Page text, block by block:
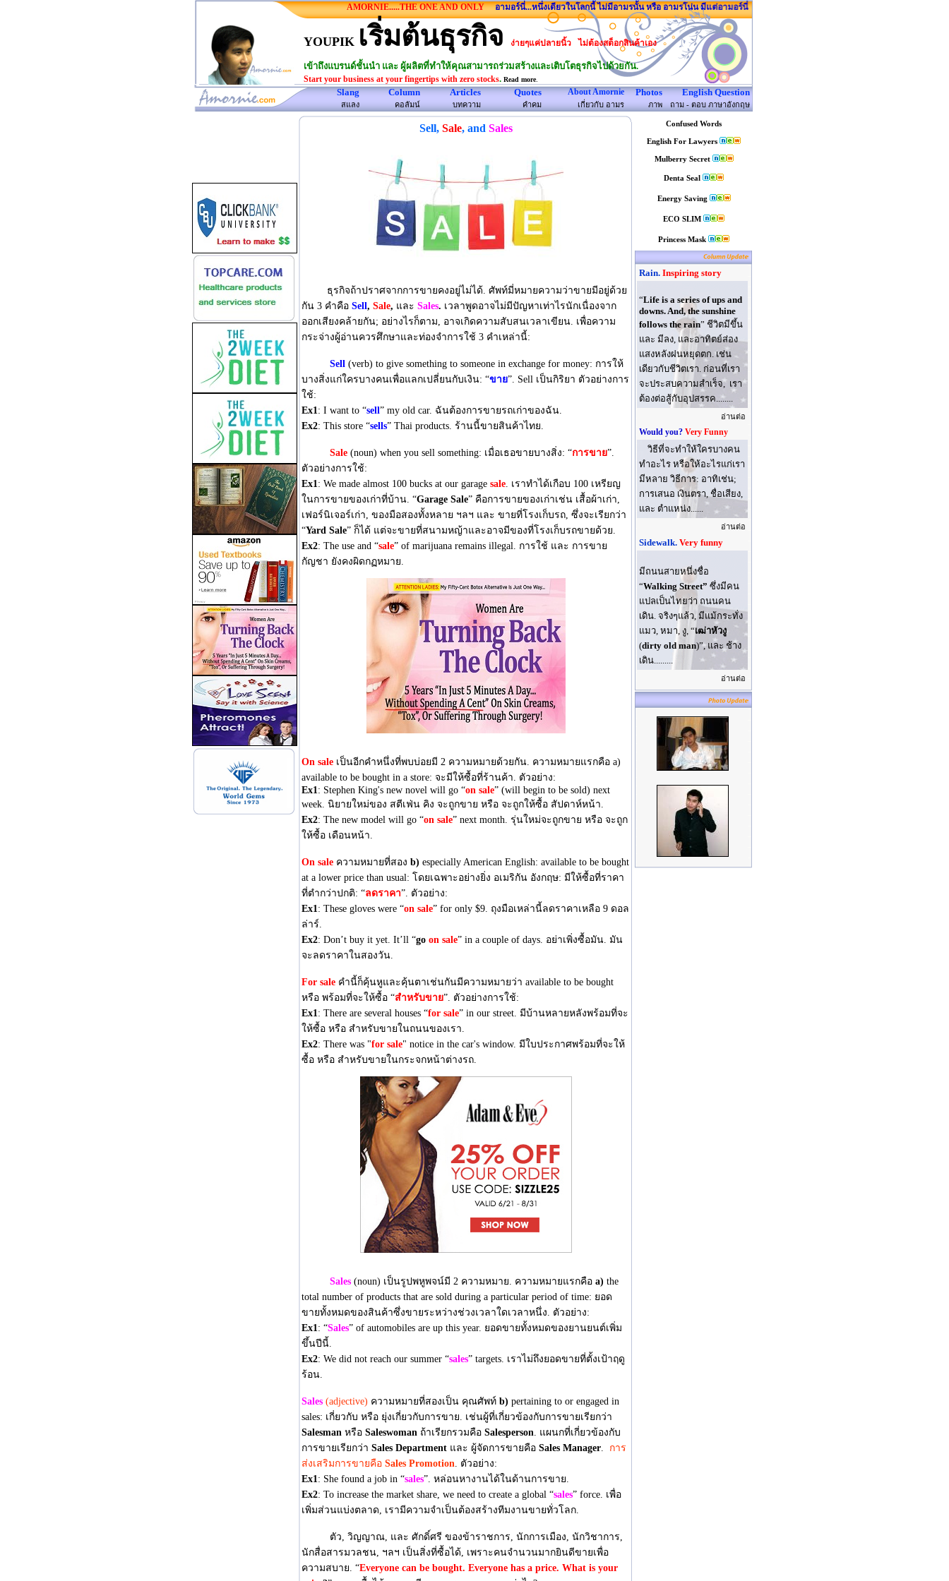
AMORNIE.....THE ONE AND ONLY อามอร์นี่...หนึ่งเดียวในโลกนี้ ไม่มีอามรนั้น หรือ อามรโน่น มีแต่อามอร์นี่
YOUPIK เริ่มต้นธุรกิจ ง่ายๆแค่ปลายนิ้ว ไม่ต้องสต็อกสินค้าเอง
เข้าถึงแบรนด์ชั้นนำ และ ผู้ผลิตที่ทำให้คุณสามารถร่วมสร้างและเติบโตธุรกิจไปด้วยกัน.
Start your business at your fingertips with zero stocks. Read more.
www.amornie.com>
Slang Column Articles Quotes About Amornie Photos English Question
สแลง คอลัมน์ บทความ คําคม เกี่ยวกับ อามร ภาพ ถาม - ตอบ ภาษาอังกฤษ
Sell, Sale, and Sales
ธุรกิจถ้าปราศจากการขายคงอยู่ไม่ได้. ศัพท์มี่หมายความว่าขายมีอยู่ด้วย
กัน 3 คำคือ Sell, Sale, และ Sales. เวลาพูดอาจไม่มีปัญหาเท่าไรนักเนื่องจาก
ออกเสียงคล้ายกัน; อย่างไรก็ตาม, อาจเกิดความสับสนเวลาเขียน. เพื่อความ
กระจ่างผู้อ่านควรศึกษาและท่องจำการใช้ 3 คำเหล่านี้:
Sell (verb) to give something to someone in exchange for money: การให้
บางสิ่งแก่ใครบางคนเพื่อแลกเปลี่ยนกับเงิน: “ขาย”. Sell เป็นกิริยา ตัวอย่างการ
ใช้:
Ex1: I want to “sell” my old car. ฉันต้องการขายรถเก่าของฉัน.
Ex2: This store “sells” Thai products. ร้านนี้ขายสินค้าไทย.
Sale (noun) when you sell something: เมื่อเธอขายบางสิ่ง: “การขาย”.
ตัวอย่างการใช้:
Ex1: We made almost 100 bucks at our garage sale. เราทำได้เกือบ 100 เหรียญ
ในการขายของเก่าที่บ้าน. “Garage Sale” คือการขายของเก่าเช่น เสื้อผ้าเก่า,
เฟอร์นิเจอร์เก่า, ของมือสองทั้งหลาย ฯลฯ และ ขายที่โรงเก็บรถ, ซึ่งจะเรียกว่า
“Yard Sale” ก็ได้ แต่จะขายที่สนามหญ้าและอาจมีของที่โรงเก็บรถขายด้วย.
Ex2: The use and “sale” of marijuana remains illegal. การใช้ และ การขาย
กัญชา ยังคงผิดกฏหมาย.
On sale เป็นอีกคำหนึ่งที่พบบ่อยมี 2 ความหมายด้วยกัน. ความหมายแรกคือ a)
available to be bought in a store: จะมีให้ซื้อที่ร้านค้า. ตัวอย่าง:
Ex1: Stephen King's new novel will go “on sale” (will begin to be sold) next
week. นิยายใหม่ของ สตีเฟ่น คิง จะถูกขาย หรือ จะถูกให้ซื้อ สัปดาห์หน้า.
Ex2: The new model will go “on sale” next month. รุ่นใหม่จะถูกขาย หรือ จะถูก
ให้ซื้อ เดือนหน้า.
On sale ความหมายที่สอง b) especially American English: available to be bought
at a lower price than usual: โดยเฉพาะอย่างยิ่ง อเมริกัน อังกฤษ: มีให้ซื้อที่ราคา
ที่ตำกว่าปกติ: “ลดราคา”. ตัวอย่าง:
Ex1: These gloves were “on sale” for only $9. ถุงมือเหล่านี้ลดราคาเหลือ 9 ดอล
ล่าร์.
Ex2: Don’t buy it yet. It’ll “go on sale” in a couple of days. อย่าเพิ่งซื้อมัน. มัน
จะลดราคาในสองวัน.
For sale คำนี้ก็คุ้นหูและคุ้นตาเช่นกันมีความหมายว่า available to be bought
หรือ พร้อมที่จะให้ซื้อ “สำหรับขาย”. ตัวอย่างการใช้:
Ex1: There are several houses “for sale” in our street. มีบ้านหลายหลังพร้อมที่จะ
ให้ซื้อ หรือ สำหรับขายในถนนของเรา.
Ex2: There was "for sale" notice in the car's window. มีใบประกาศพร้อมที่จะให้
ซื้อ หรือ สำหรับขายในกระจกหน้าต่างรถ.
Sales (noun) เป็นรูปพหูพจน์มี 2 ความหมาย. ความหมายแรกคือ a) the
total number of products that are sold during a particular period of time: ยอด
ขายทั้งหมดของสินค้าซึ่งขายระหว่างช่วงเวลาใดเวลาหนึ่ง. ตัวอย่าง:
Ex1: “Sales” of automobiles are up this year. ยอดขายทั้งหมดของยานยนต์เพิ่ม
ขึ้นปีนี้.
Ex2: We did not reach our summer “sales” targets. เราไม่ถึงยอดขายที่ตั้งเป้าฤดู
ร้อน.
Sales (adjective) ความหมายที่สองเป็น คุณศัพท์ b) pertaining to or engaged in
sales: เกี่ยวกับ หรือ ยุ่งเกี่ยวกับการขาย. เช่นผู้ที่เกี่ยวข้องกับการขายเรียกว่า
Salesman หรือ Saleswoman ถ้าเรียกรวมคือ Salesperson. แผนกที่เกี่ยวข้องกับ
การขายเรียกว่า Sales Department และ ผู้จัดการขายคือ Sales Manager. การ
ส่งเสริมการขายคือ Sales Promotion. ตัวอย่าง:
Ex1: She found a job in “sales”. หล่อนหางานได้ในด้านการขาย.
Ex2: To increase the market share, we need to create a global “sales” force. เพื่อ
เพิ่มส่วนแบ่งตลาด, เรามีความจำเป็นต้องสร้างทีมงานขายทั่วโลก.
ตัว, วิญญาณ, และ ศักดิ์ศรี ของข้าราชการ, นักการเมือง, นักวิชาการ,
นักสื่อสารมวลชน, ฯลฯ เป็นสิ่งที่ซื้อได้, เพราะคนจำนวนมากยินดีขายเพื่อ
ความสบาย. “Everyone can be bought. Everyone has a price. What is your
Confused Words
English For Lawyers
Mulberry Secret
Denta Seal
Energy Saving
ECO SLIM
Princess Mask
Rain. Inspiring story
“Life is a series of ups and
downs. And, the sunshine
follows the rain” ชีวิตมีขึ้น
และ มีลง, และอาทิตย์ส่อง
แสงหลังฝนหยุดตก. เช่น
เดียวกับชีวิตเรา. ก่อนที่เรา
จะประสบความสำเร็จ, เรา
ต้องต่อสู้กับอุปสรรค........
อ่านต่อ
Would you? Very Funny
วิธีที่จะทําให้ใครบางคน
ทําอะไร หรือให้อะไรแก่เรา
มีหลาย วิธีการ: อาทิเช่น;
การเสนอ เงินตรา, ชื่อเสียง,
และ ตําแหน่ง......
อ่านต่อ
Sidewalk. Very funny
มีถนนสายหนึ่งชื่อ
“Walking Street” ซึ่งมีคน
แปลเป็นไทยว่า ถนนคน
เดิน. จริงๆแล้ว, มีแม้กระทั่ง
แมว, หมา, งู, “เฒ่าหัวงู
(dirty old man)”, และ ช้าง
เดิน.........
อ่านต่อ